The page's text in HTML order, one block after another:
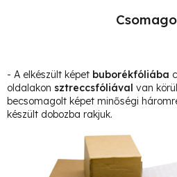
- A elkészült képet buborékfóliába
oldalakon sztreccsfóliával van
becsomagolt képet minőségi
készült dobozba rakjuk.